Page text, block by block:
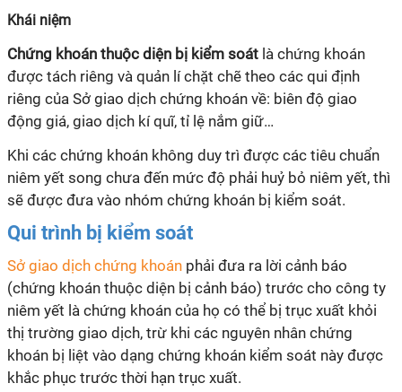
Khái niệm
Chứng khoán thuộc diện bị kiểm soát là chứng khoán
được tách riêng và quản lí chặt chẽ theo các qui định
riêng của Sở giao dịch chứng khoán về: biên độ giao
động giá, giao dịch kí quĩ, tỉ lệ nắm giữ…
Khi các chứng khoán không duy trì được các tiêu chuẩn
niêm yết song chưa đến mức độ phải huỷ bỏ niêm yết, thì
sẽ được đưa vào nhóm chứng khoán bị kiểm soát.
Qui trình bị kiểm soát
Sở giao dịch chứng khoán phải đưa ra lời cảnh báo
(chứng khoán thuộc diện bị cảnh báo) trước cho công ty
niêm yết là chứng khoán của họ có thể bị trục xuất khỏi
thị trường giao dịch, trừ khi các nguyên nhân chứng
khoán bị liệt vào dạng chứng khoán kiểm soát này được
khắc phục trước thời hạn trục xuất.